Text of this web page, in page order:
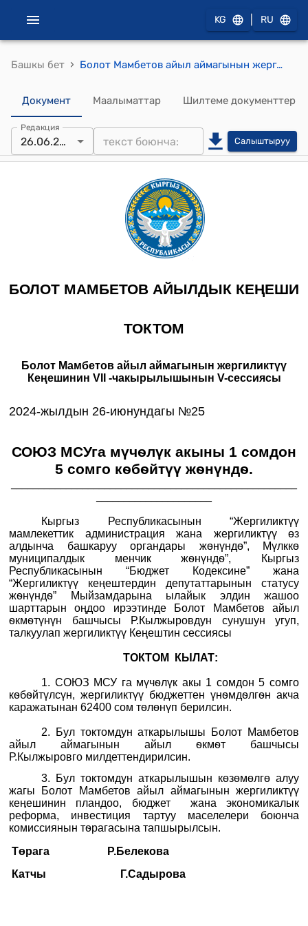
KG RU
Башкы бет › Болот Мамбетов айыл аймагынын жергиликтүү Кеңешинин VII -чакырылышынын V-сессиясынын 2024-жылдын 26-июнундагы №25 "СОЮЗ МСУга мүчѳлүк акыны 1 сомдон 5 сомго кѳбѳйтүү жѳнүндѳ.2 токтому
Документ Маалыматтар Шилтеме документтер
Редакция
26.06.2024 Салыштыруу